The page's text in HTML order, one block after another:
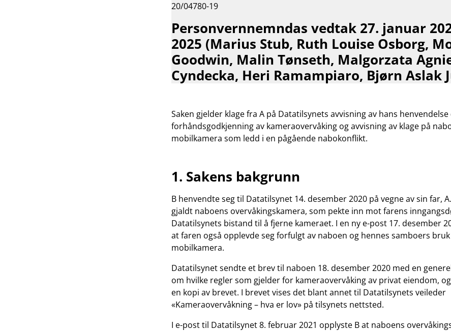
mobilkamera
som
ledd
i
en
nabokonflikt
20/04780-19
Personvernnemndas vedtak 27. januar
2025 (Marius Stub, Ruth Louise Osborg,
Goodwin, Malin Tønseth, Malgorzata
Cyndecka, Heri Ramampiaro, Bjørn Aslak
Saken gjelder klage fra A på Datatilsynets avvisning av hans henvendelse
forhåndsgodkjenning av kameraovervåking og avvisning av klage på
mobilkamera som ledd i en pågående nabokonflikt.
1. Sakens bakgrunn
B henvendte seg til Datatilsynet 14. desember 2020 på vegne av sin far,
gjaldt naboens overvåkingskamera, som pekte inn mot farens
Datatilsynets bistand til å fjerne kameraet. I en ny e-post 17. desember
at faren også opplevde seg forfulgt av naboen og hennes samboers
mobilkamera.
Datatilsynet sendte et brev til naboen 18. desember 2020 med en
om hvilke regler som gjelder for kameraovervåking av privat eiendom,
en kopi av brevet. I brevet vises det blant annet til Datatilsynets veileder
«Kameraovervåkning – hva er lov» på tilsynets nettsted.
I e-post til Datatilsynet 8. februar 2021 opplyste B at naboens